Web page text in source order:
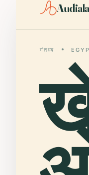
Audiala
गंतव्य